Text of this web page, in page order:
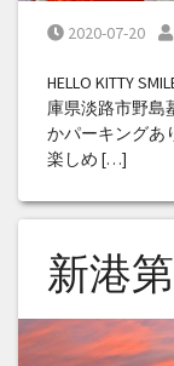
Posted on
2020-07-20
HELLO KITTY
庫県淡路市野島
かパーキングあ
楽しめ […]
新港